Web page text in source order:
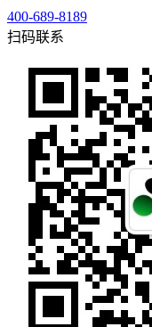
400-689-8189
扫码联系